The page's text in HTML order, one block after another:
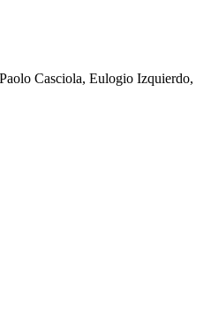
Casciola, Eulogio Izquierdo,